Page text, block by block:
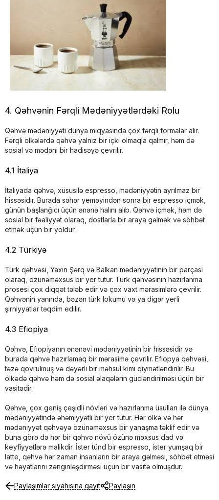
4. Qəhvənin Fərqli Mədəniyyətlərdəki Rolu
Qəhvə mədəniyyəti dünya miqyasında çox fərqli formalar alır.
Fərqli ölkələrdə qəhvə yalnız bir içki olmaqla qalmır, həm də
sosial və mədəni bir hadisəyə çevrilir.
4.1 İtaliya
İtaliyada qəhvə, xüsusilə espresso, mədəniyyətin ayrılmaz bir
hissəsidir. Burada səhər yeməyindən sonra bir espresso içmək,
günün başlanğıcı üçün ənənə halını alıb. Qəhvə içmək, həm də
sosial bir fəaliyyət olaraq, dostlarla bir araya gəlmək və söhbət
etmək üçün bir yoldur.
4.2 Türkiyə
Türk qəhvəsi, Yaxın Şərq və Balkan mədəniyyətinin bir parçası
olaraq, özünəməxsus bir yer tutur. Türk qəhvəsinin hazırlanma
prosesi çox diqqət tələb edir və çox vaxt mərasimlərə çevrilir.
Qəhvənin yanında, bəzən türk lokumu və ya digər yerli
şirniyyatlar təqdim edilir.
4.3 Efiopiya
Qəhvə, Efiopiyanın ənənəvi mədəniyyətinin bir hissəsidir və
burada qəhvə hazırlamaq bir mərasimə çevrilir. Efiopya qəhvəsi,
təzə qovrulmuş və dəyərli bir məhsul kimi qiymətləndirilir. Bu
ölkədə qəhvə həm də sosial əlaqələrin gücləndirilməsi üçün bir
vasitədir.
Qəhvə, çox geniş çeşidli növləri və hazırlanma üsulları ilə dünya
mədəniyyətində əhəmiyyətli bir yer tutur. Hər ölkə və hər
mədəniyyət qəhvəyə özünəməxsus bir yanaşma təklif edir və
buna görə də hər bir qəhvə növü özünə məxsus dad və
keyfiyyətlərə malikdir. İster tünd bir espresso, ister yumşaq bir
latte, qəhvə hər zaman insanların bir araya gəlməsi, söhbət etməsi
və həyatlarını zənginləşdirməsi üçün bir vasitə olmuşdur.
Paylaşımlar siyahısına qayıt Paylaşın